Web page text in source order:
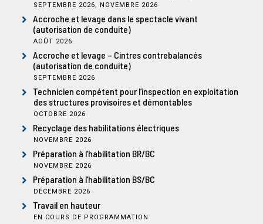
SEPTEMBRE 2026, NOVEMBRE 2026
Accroche et levage dans le spectacle vivant
(autorisation de conduite)
AOÛT 2026
Accroche et levage – Cintres contrebalancés
(autorisation de conduite)
SEPTEMBRE 2026
Technicien compétent pour l’inspection en exploitation
des structures provisoires et démontables
OCTOBRE 2026
Recyclage des habilitations électriques
NOVEMBRE 2026
Préparation à l’habilitation BR/BC
NOVEMBRE 2026
Préparation à l’habilitation BS/BC
DÉCEMBRE 2026
Travail en hauteur
EN COURS DE PROGRAMMATION